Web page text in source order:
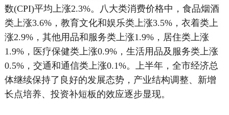
数(CPI)平均上涨2.3%。八大类消费价格中，食品烟酒
类上涨3.6%，教育文化和娱乐类上涨3.5%，衣着类上
涨2.9%，其他用品和服务类上涨1.9%，居住类上涨
1.9%，医疗保健类上涨0.9%，生活用品及服务类上涨
0.5%，交通和通信类上涨0.1%。上半年，全市经济总
体继续保持了良好的发展态势，产业结构调整、新增
长点培养、投资补短板的效应逐步显现。